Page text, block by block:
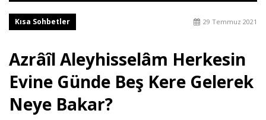
Kısa Sohbetler 29 Temmuz 2021
Azrâîl Aleyhisselâm Herkesin
Evine Günde Beş Kere Gelerek
Neye Bakar?